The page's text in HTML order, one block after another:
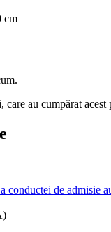
cm
au cumpărat acest
conductei de admisie